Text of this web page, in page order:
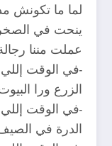
لما ما تكونش
ينحت في
عملت مننا
-في الوقت
الزرع ورا
-في الوقت
الدرة في